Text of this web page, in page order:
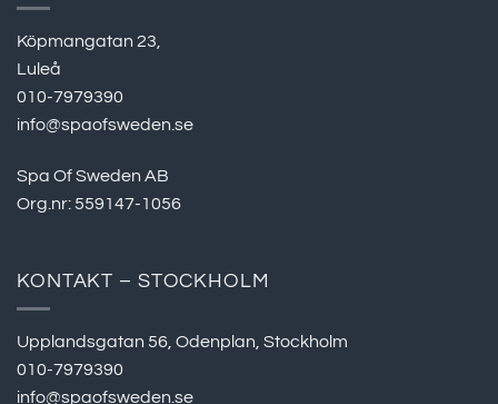
Köpmangatan 23,
Luleå
010-7979390
info@spaofsweden.se
Spa Of Sweden AB
Org.nr: 559147-1056
KONTAKT – STOCKHOLM
Upplandsgatan 56, Odenplan, Stockholm
010-7979390
info@spaofsweden.se